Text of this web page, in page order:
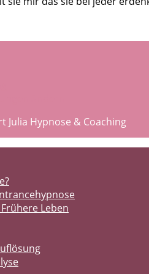
Julia Hypnose & Coaching
Leben